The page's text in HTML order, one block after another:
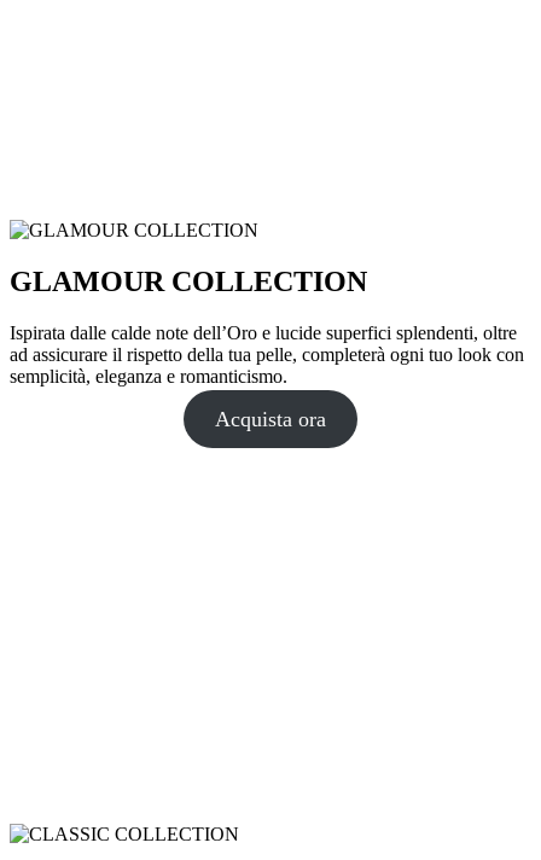
GLAMOUR COLLECTION
Ispirata dalle calde note dell’Oro e lucide superfici splendenti, oltre
ad assicurare il rispetto della tua pelle, completerà ogni tuo look con
semplicità, eleganza e romanticismo.
Acquista ora